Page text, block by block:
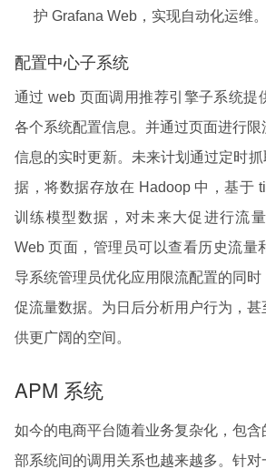
护 Grafana Web，实现自动化运维。
配置中心子系统
通过 web 页面调用推荐引擎子系统提
各个系统配置信息。并通过页面进行
信息的实时更新。未来计划通过定时
据，将数据存放在 Hadoop 中，基于
训练模型数据，对未来大促进行流
Web 页面，管理员可以查看历史流量
导系统管理员优化应用限流配置的同
促流量数据。为日后分析用户行为，
供更广阔的空间。
APM 系统
如今的电商平台随着业务复杂化，包
部系统间的调用关系也越来越多。针